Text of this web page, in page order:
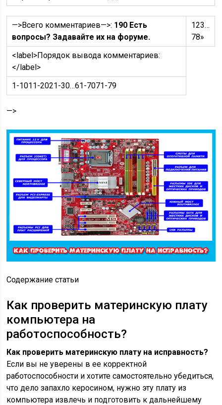
—>Всего комментариев—>: 190 Есть
вопросы? Задавайте их на форуме.
123…
78»
<label>Порядок вывода комментариев:
</label>
1-1011-2021-30…61-7071-79
—>
Содержание статьи
Как проверить материнскую плату
компьютера на
работоспособность?
Как проверить материнскую плату на исправность?
Если вы не уверены в ее корректной
работоспособности и хотите самостоятельно убедиться,
что дело запахло керосином, нужно эту плату из
компьютера извлечь и подготовить к дальнейшему